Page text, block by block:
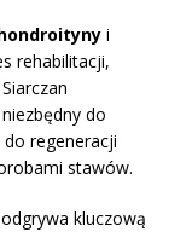
i
rehabilitacji,
do
regeneracji
stawów.
kluczową